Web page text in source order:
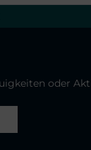
oder